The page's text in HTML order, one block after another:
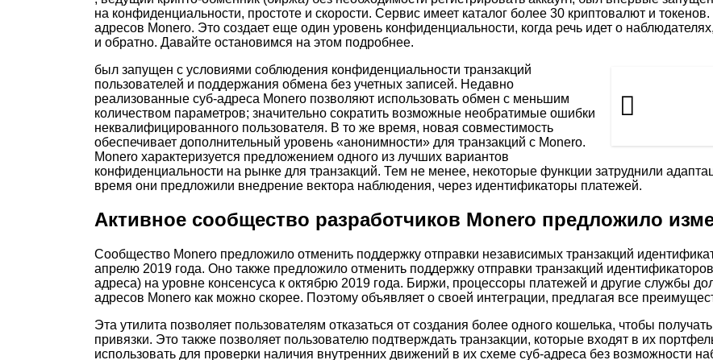
на конфиденциальности, простоте и скорости. Сервис имеет каталог более 30 криптовалют и
адресов Monero. Это создает еще один уровень конфиденциальности, когда речь идет о
и обратно. Давайте остановимся на этом подробнее.
был запущен с условиями соблюдения конфиденциальности транзакций
пользователей и поддержания обмена без учетных записей. Недавно
реализованные суб-адреса Monero позволяют использовать обмен с меньшим
количеством параметров; значительно сократить возможные необратимые ошибки
неквалифицированного пользователя. В то же время, новая совместимость
обеспечивает дополнительный уровень «анонимности» для транзакций с Monero.
Monero характеризуется предложением одного из лучших вариантов
конфиденциальности на рынке для транзакций. Тем не менее, некоторые функции затруднили
время они предложили внедрение вектора наблюдения, через идентификаторы платежей.
Активное сообщество разработчиков Monero предложило
Сообщество Monero предложило отменить поддержку отправки независимых транзакций
апрелю 2019 года. Оно также предложило отменить поддержку отправки транзакций
адреса) на уровне консенсуса к октябрю 2019 года. Биржи, процессоры платежей и другие службы
адресов Monero как можно скорее. Поэтому объявляет о своей интеграции, предлагая все
Эта утилита позволяет пользователям отказаться от создания более одного кошелька, чтобы
привязки. Это также позволяет пользователю подтверждать транзакции, которые входят в их
использовать для проверки наличия внутренних движений в их схеме суб-адреса без возможности